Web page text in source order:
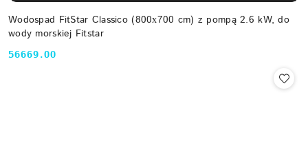
Wodospad FitStar Classico (800х700 cm) z pompą 2.6 kW, do
wody morskiej Fitstar
Cena:
56669.00